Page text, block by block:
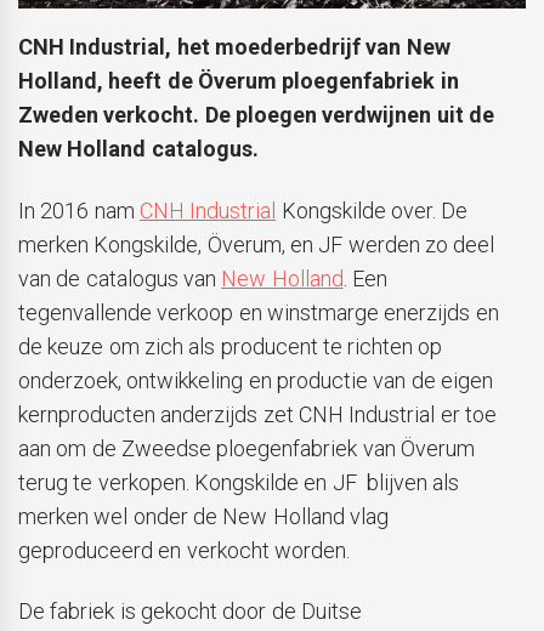
CNH Industrial, het moederbedrijf van New
Holland, heeft de Överum ploegenfabriek in
Zweden verkocht. De ploegen verdwijnen uit de
New Holland catalogus.
In 2016 nam CNH Industrial Kongskilde over. De
merken Kongskilde, Överum, en JF werden zo deel
van de catalogus van New Holland . Een
tegenvallende verkoop en winstmarge enerzijds en
de keuze om zich als producent te richten op
onderzoek, ontwikkeling en productie van de eigen
kernproducten anderzijds zet CNH Industrial er toe
aan om de Zweedse ploegenfabriek van Överum
terug te verkopen. Kongskilde en JF blijven als
merken wel onder de New Holland vlag
geproduceerd en verkocht worden.
De fabriek is gekocht door de Duitse